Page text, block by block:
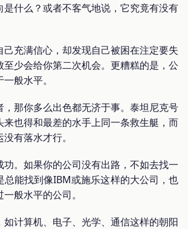
是什么？或者不客气地说，它究竟有没有
己充满信心，却发现自己被困在注定要失
至少会给你第二次机会。更糟糕的是，公
般水平。
，那你多么出色都无济于事。泰坦尼克号
来也得和最差的水手上同一条救生艇，而
有落水才行。
功。如果你的公司没有出路，不如去找一
总能找到像IBM或施乐这样的大公司，也
般水平的公司。
如计算机、电子、光学、通信这样的朝阳